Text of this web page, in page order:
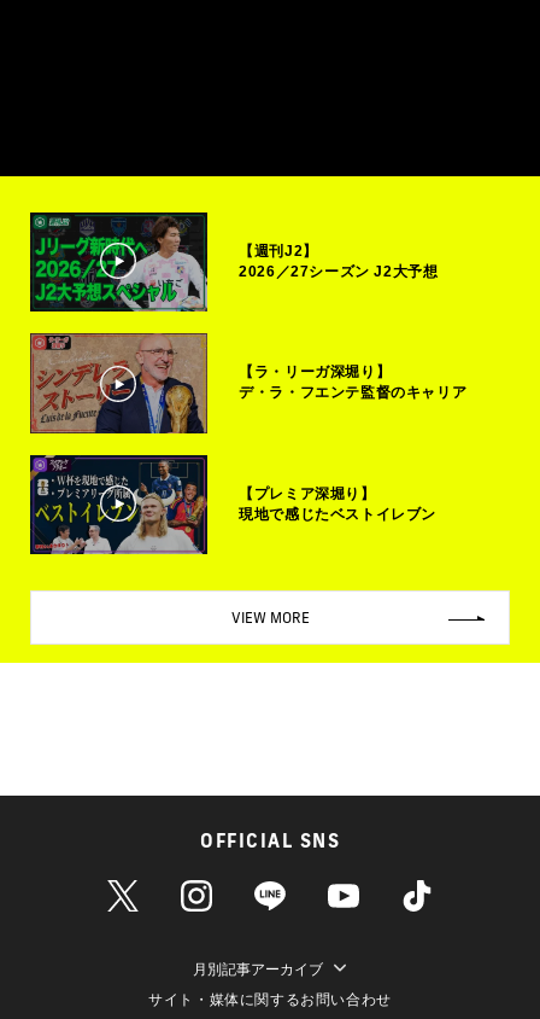
【週刊J2】
2026／27シーズン J2大予想
【ラ・リーガ深堀り】
デ・ラ・フエンテ監督のキャリア
【プレミア深堀り】
現地で感じたベストイレブン
VIEW MORE
OFFICIAL SNS
月別記事アーカイブ
サイト・媒体に関するお問い合わせ